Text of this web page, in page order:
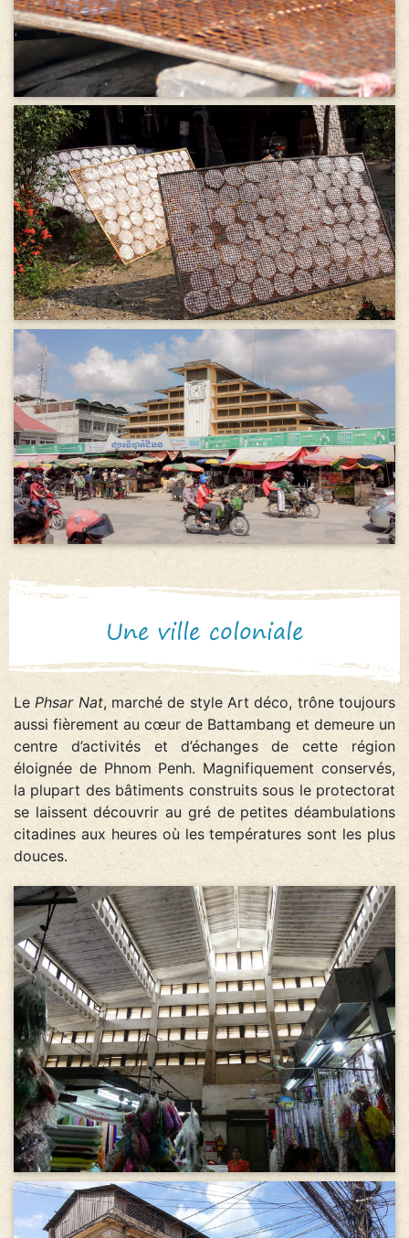
Une ville coloniale
Le Phsar Nat, marché de style Art déco, trône toujours
aussi fièrement au cœur de Battambang et demeure un
centre d’activités et d’échanges de cette région
éloignée de Phnom Penh. Magnifiquement conservés,
la plupart des bâtiments construits sous le protectorat
se laissent découvrir au gré de petites déambulations
citadines aux heures où les températures sont les plus
douces.